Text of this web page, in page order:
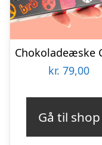
kr. 79,00
Gå til shop